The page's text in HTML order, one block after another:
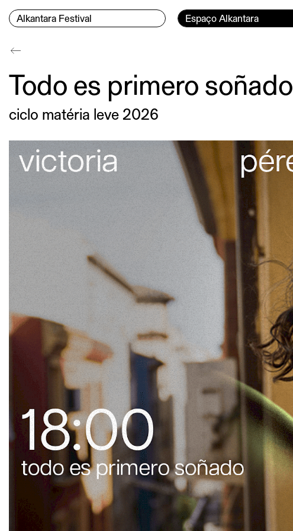
Menu Principal
Alkantara Festival Current page:
Espaço Alkantara
Conteúdo principal
Todo es primero soñado
ciclo matéria leve 2026